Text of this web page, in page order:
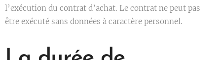
l’exécution du contrat d’achat. Le contrat ne peut pas
être exécuté sans données à caractère personnel.